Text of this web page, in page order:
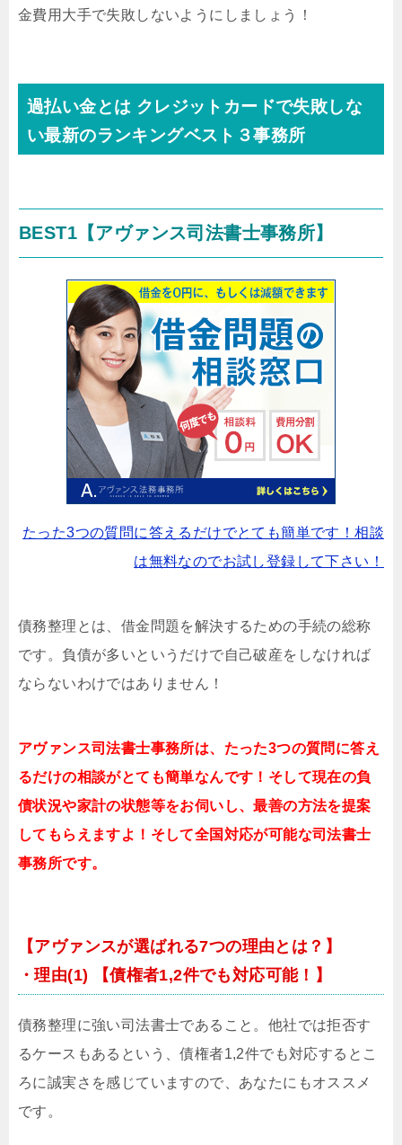
金費用大手で失敗しないようにしましょう！
過払い金とは クレジットカードで失敗しな
い最新のランキングベスト３事務所
BEST1 【アヴァンス司法書士事務所】
たった3つの質問に答えるだけでとても簡単です！相談
は無料なのでお試し登録して下さい！
債務整理とは、借金問題を解決するための手続の総称
です。負債が多いというだけで自己破産をしなければ
ならないわけではありません！
アヴァンス司法書士事務所は、 たった3つの質問に答え
るだけの相談がとても簡単なんです！そして現在の負
債状況や家計の状態等をお伺いし、最善の方法を提案
してもらえますよ！そして全国対応が可能な司法書士
事務所です。
【アヴァンスが選ばれる7つの理由とは？】
・理由(1) 【債権者1,2件でも対応可能！】
債務整理に強い司法書士であること。他社では拒否す
るケースもあるという、債権者1,2件でも対応するとこ
ろに誠実さを感じていますので、あなたにもオススメ
です。